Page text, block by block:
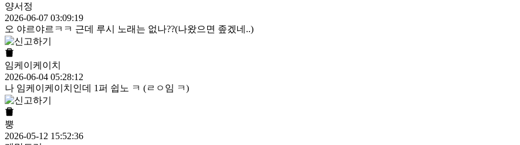
양서정
2026-06-07 03:09:19
오 야르야르ㅋㅋ 근데 루시 노래는 없나??(나왔으면 좊겠네..)
임케이케이치
2026-06-04 05:28:12
나 임케이케이치인데 1퍼 쉽노 ㅋ (ㄹㅇ임 ㅋ)
뿡
2026-05-12 15:52:36